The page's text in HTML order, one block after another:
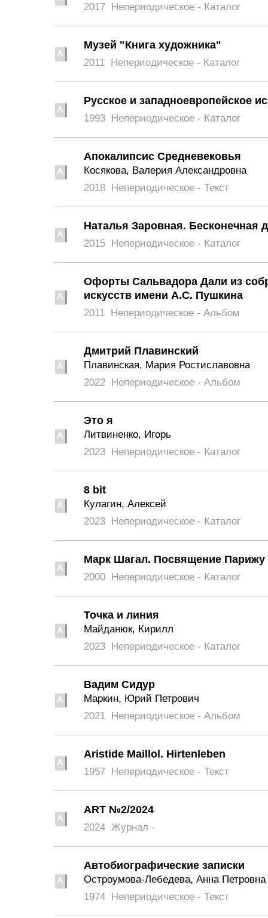
2017 Непериодическое - Каталог
Музей "Книга художника"
2011 Непериодическое - Каталог
Русское и западноевропейское
1993 Непериодическое - Каталог
Апокалипсис Средневековья
Косякова, Валерия Александровна
2018 Непериодическое - Текст
Наталья Заровная. Бесконечная
2015 Непериодическое - Каталог
Офорты Сальвадора Дали из
искусств имени А.С. Пушкина
2011 Непериодическое - Альбом
Дмитрий Плавинский
Плавинская, Мария Ростиславовна
2022 Непериодическое - Альбом
Это я
Литвиненко, Игорь
2023 Непериодическое - Каталог
8 bit
Кулагин, Алексей
2023 Непериодическое - Каталог
Марк Шагал. Посвящение Парижу
2000 Непериодическое - Каталог
Точка и линия
Майданюк, Кирилл
2023 Непериодическое - Каталог
Вадим Сидур
Маркин, Юрий Петрович
2021 Непериодическое - Альбом
Aristide Maillol. Hirtenleben
1957 Непериодическое - Текст
ART №2/2024
2024 Журнал -
Автобиографические записки
Остроумова-Лебедева, Анна Петровна
1974 Непериодическое - Текст